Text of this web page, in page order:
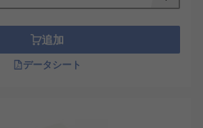
追加
データシート